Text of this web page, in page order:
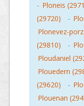
- Ploneis
(29720)
-
Plonevez-
(29810)
-
Ploudaniel
Plouedern
(29620)
-
Plouenan